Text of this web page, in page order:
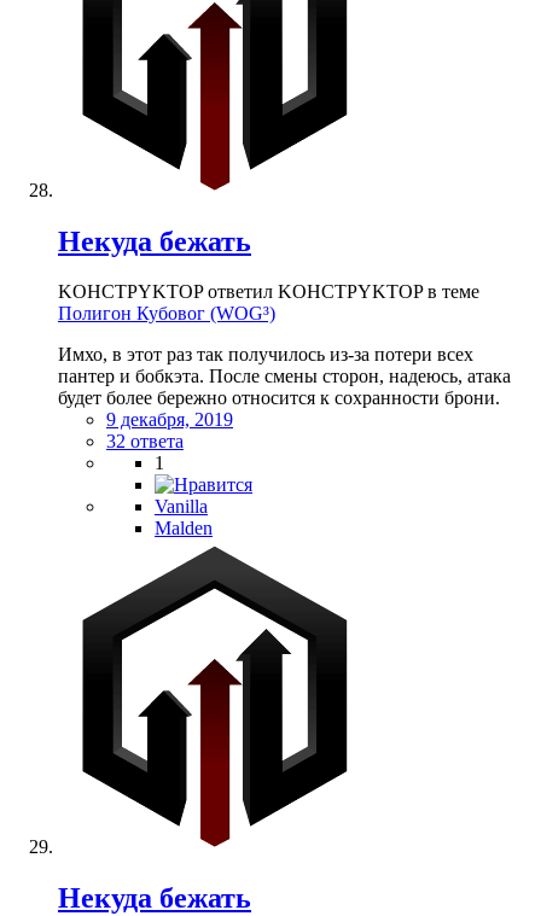
Некуда бежать
KOHCTPYKTOP ответил KOHCTPYKTOP в теме
Полигон Кубовог (WOG³)
Имхо, в этот раз так получилось из-за потери всех
пантер и бобкэта. После смены сторон, надеюсь, атака
будет более бережно относится к сохранности брони.
9 декабря, 2019
32 ответа
1
Vanilla
Malden
Некуда бежать